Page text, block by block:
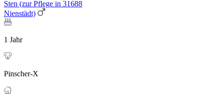
Sten (zur Pflege in 31688
Nienstädt)
1 Jahr
Pinscher-X